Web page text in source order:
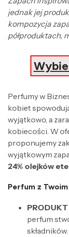
jednak jej
kompozycja
półproduktach,
Perfumy w
kobiet
wyjątkowo, a
kobiecości. W
proponujemy
wyjątkowym
24% olejków
Perfum z
perfum